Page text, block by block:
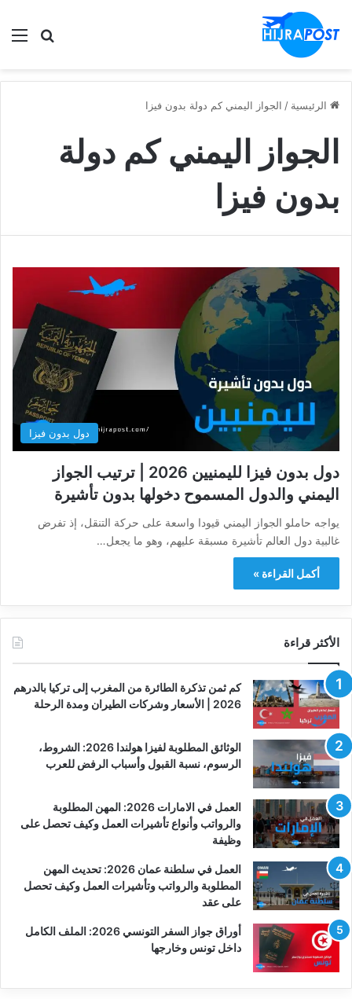
ابحث
الرئيسية / الجواز اليمني كم دولة بدون فيزا
الجواز اليمني كم دولة
بدون فيزا
دول بدون فيزا
دول بدون فيزا لليمنيين 2026 | ترتيب الجواز
اليمني والدول المسموح دخولها بدون تأشيرة
يواجه حاملو الجواز اليمني قيودا واسعة على حركة التنقل، إذ تفرض
غالبية دول العالم تأشيرة مسبقة عليهم، وهو ما يجعل…
أكمل القراءة »
الأكثر قراءة
كم ثمن تذكرة الطائرة من المغرب إلى تركيا بالدرهم
2026 | الأسعار وشركات الطيران ومدة الرحلة
الوثائق المطلوبة لفيزا هولندا 2026: الشروط،
الرسوم، نسبة القبول وأسباب الرفض للعرب
العمل في الامارات 2026: المهن المطلوبة
والرواتب وأنواع تأشيرات العمل وكيف تحصل على
وظيفة
العمل في سلطنة عمان 2026: تحديث المهن
المطلوبة والرواتب وتأشيرات العمل وكيف تحصل
على عقد
أوراق جواز السفر التونسي 2026: الملف الكامل
داخل تونس وخارجها